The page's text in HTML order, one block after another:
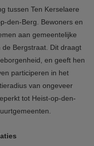
tussen Ten Kerselaere
den-Berg. Bewoners en
aan gemeentelijke
Bergstraat. Dit draagt
en geeft hen
participeren in het
van ongeveer
tot Heist-op-den-